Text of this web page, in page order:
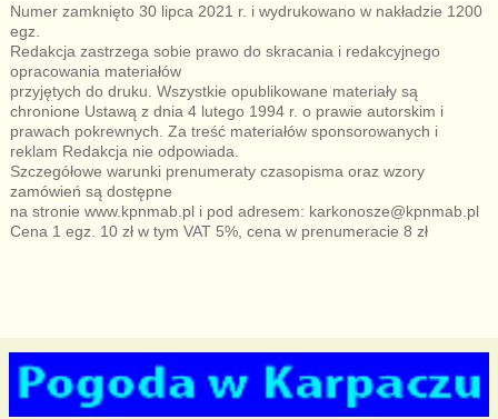
Numer zamknięto 30 lipca 2021 r. i wydrukowano w nakładzie 1200
egz.
Redakcja zastrzega sobie prawo do skracania i redakcyjnego
opracowania materiałów
przyjętych do druku. Wszystkie opublikowane materiały są
chronione Ustawą z dnia 4 lutego 1994 r. o prawie autorskim i
prawach pokrewnych. Za treść materiałów sponsorowanych i
reklam Redakcja nie odpowiada.
Szczegółowe warunki prenumeraty czasopisma oraz wzory
zamówień są dostępne
na stronie www.kpnmab.pl i pod adresem: karkonosze@kpnmab.pl
Cena 1 egz. 10 zł w tym VAT 5%, cena w prenumeracie 8 zł